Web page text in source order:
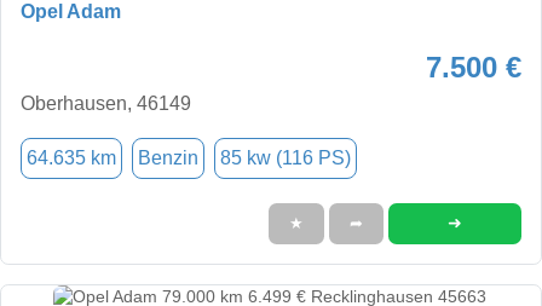
Opel Adam
7.500 €
Oberhausen, 46149
64.635 km Benzin 85 kw (116 PS)
★ ➦ ➜